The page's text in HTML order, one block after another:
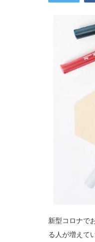
新型コロナで
る人が増えて